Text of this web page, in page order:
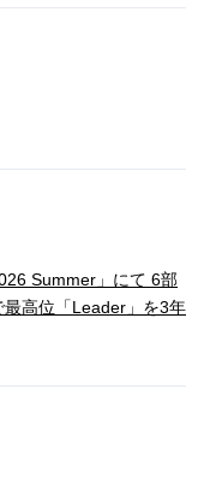
Summer」にて 6部
高位「Leader」を3年